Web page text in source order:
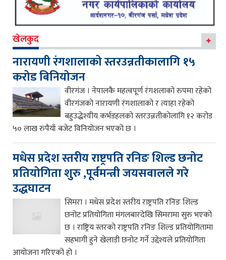
खेलकुद
नारायणी रंगशालाको स्तरउन्नतीकालागि १५
करोड बिनियोजन
वीरगंज । नेपालकै महत्वपूर्ण रंगशलाको रुपमा रहेको
वीरगंजको नारायणी रंगशालाको र त्याहा रहेको
बहुउद्धेश्यीय कर्भडहलको स्तरउन्नतीकोलागि १२ करोड
५० लाख रुपैयाँ बजेट विनियोजन भएको छ ।
मधेस प्रदेश स्तरीय राष्ट्रपति रनिङ शिल्ड छनोट
प्रतियोगिता शुरु ,पूर्वमन्त्री जयसवालले गरे
उद्धघाटन
सिमरा । मधेस प्रदेश स्तरीय राष्ट्रपति रनिङ शिल्ड
छनोट प्रतियोगिता मंगलबारदेखि सिमरामा सुरु भएको
छ । राष्ट्रिय स्तरको राष्ट्रपति रनिङ शिल्ड प्रतियोगितामा
सहभागी हुने खेलाडी छनोट गर्ने उद्देश्यले प्रतियोगिता
आयोजना गरिएको हो ।